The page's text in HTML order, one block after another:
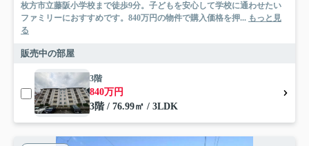
枚方市立藤阪小学校まで徒歩9分。子どもを安心して学校に通わせたい
ファミリーにおすすめです。840万円の物件で購入価格を押... もっと見
る
販売中の部屋
3階
840万円
3階 / 76.99㎡ / 3LDK